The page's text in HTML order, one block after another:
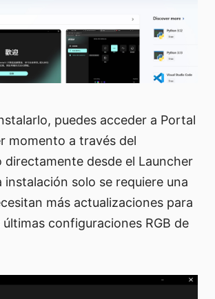
puedes acceder a Portal
momento a través del
directamente desde el Launcher
instalación solo se requiere una
más actualizaciones para
últimas configuraciones RGB de